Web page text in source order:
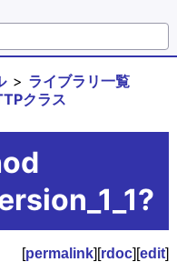
ライブラリ一覧
クラス
[permalink][rdoc][edit]